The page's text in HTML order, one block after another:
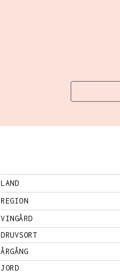
LAND
REGION
VINGÅRD
DRUVSORT
ÅRGÅNG
JORD